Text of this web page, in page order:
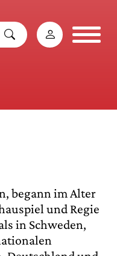
begann im Alter
und Regie
in Schweden,